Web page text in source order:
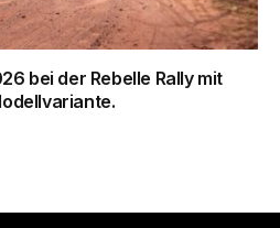
bei der Rebelle Rally mit